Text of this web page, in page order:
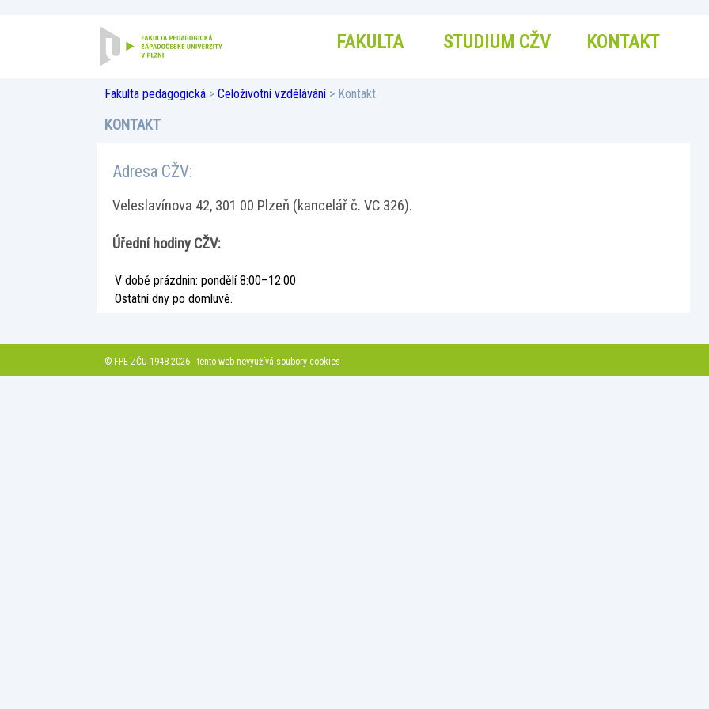
FAKULTA STUDIUM CŽV KONTAKT
Fakulta pedagogická > Celoživotní vzdělávání> Kontakt
KONTAKT
Adresa CŽV:
Veleslavínova 42, 301 00 Plzeň (kancelář č. VC 326).
Úřední hodiny CŽV:
V době prázdnin: pondělí 8:00–12:00
Ostatní dny po domluvě.
© FPE ZČU 1948-2026 - tento web nevyužívá soubory cookies